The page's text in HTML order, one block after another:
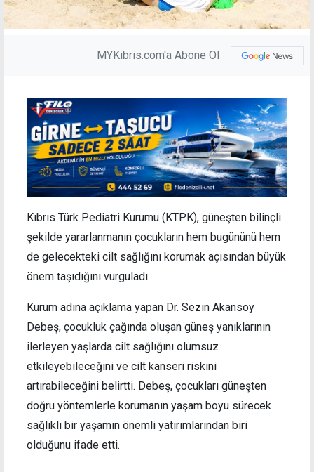
MYKibris.com'a Abone Ol
Kıbrıs Türk Pediatri Kurumu (KTPK), güneşten bilinçli
şekilde yararlanmanın çocukların hem bugününü hem
de gelecekteki cilt sağlığını korumak açısından büyük
önem taşıdığını vurguladı.
Kurum adına açıklama yapan Dr. Sezin Akansoy
Debeş, çocukluk çağında oluşan güneş yanıklarının
ilerleyen yaşlarda cilt sağlığını olumsuz
etkileyebileceğini ve cilt kanseri riskini
artırabileceğini belirtti. Debeş, çocukları güneşten
doğru yöntemlerle korumanın yaşam boyu sürecek
sağlıklı bir yaşamın önemli yatırımlarından biri
olduğunu ifade etti.